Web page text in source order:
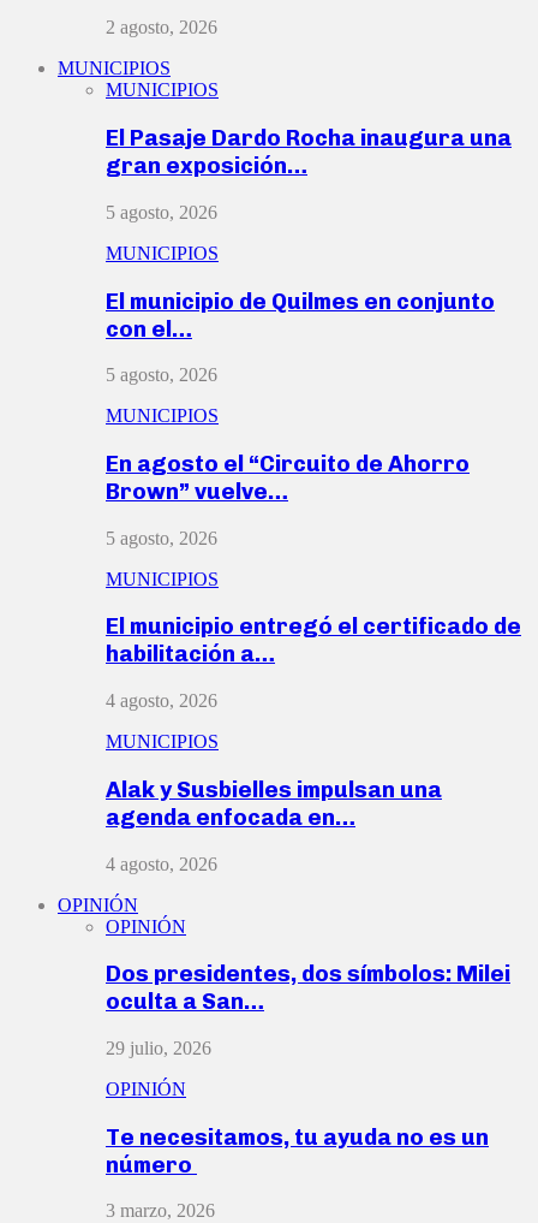
2 agosto, 2026
MUNICIPIOS
MUNICIPIOS
El Pasaje Dardo Rocha inaugura una
gran exposición…
5 agosto, 2026
MUNICIPIOS
El municipio de Quilmes en conjunto
con el…
5 agosto, 2026
MUNICIPIOS
En agosto el “Circuito de Ahorro
Brown” vuelve…
5 agosto, 2026
MUNICIPIOS
El municipio entregó el certificado de
habilitación a…
4 agosto, 2026
MUNICIPIOS
Alak y Susbielles impulsan una
agenda enfocada en…
4 agosto, 2026
OPINIÓN
OPINIÓN
Dos presidentes, dos símbolos: Milei
oculta a San…
29 julio, 2026
OPINIÓN
Te necesitamos, tu ayuda no es un
número
3 marzo, 2026